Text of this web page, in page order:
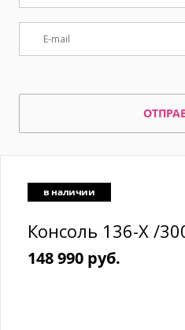
в наличии
Консоль 136-X /
148 990 руб.